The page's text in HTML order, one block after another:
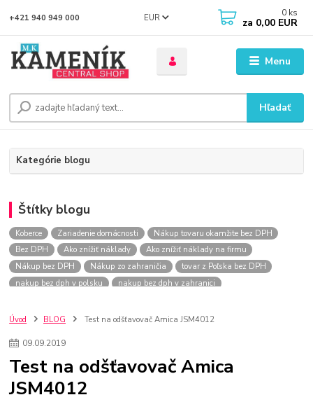
Menu
EUR
Hľadať
+421 940 949 000 0 ks
za 0,00 EUR
Kategórie blogu
Štítky blogu
Koberce Zariadenie domácnosti
Nákup tovaru okamžite bez DPH
Bez DPH
Ako znížiť náklady
Ako znížiť náklady na firmu
Nákup bez DPH
Nákup zo zahraničia
tovar z Poľska bez DPH
nakup bez dph v polsku
nakup bez dph v zahranici
nakupovanie na firmu bez dph
szco nakup bez dph
zlaté doplnky
Drezové batérie
Umyvadlové batérie
Kuchynské batérie
Drez so zásuvko
Úvod BLOG Test na odšťavovač Amica JSM4012
09.09.2019
Test na odšťavovač Amica
JSM4012